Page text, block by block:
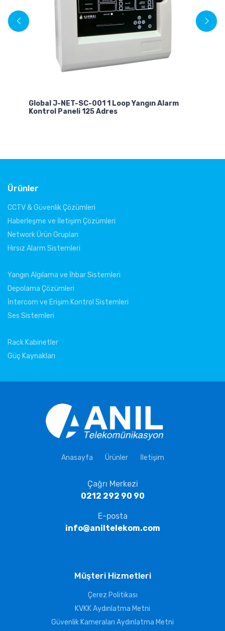
Global J-NET-SC-001 1 Loop Yangın Alarm
Kontrol Paneli 125 Adres
Ürünler
CCTV & Güvenlik Çözümleri
Haberleşme ve İletişim Çözümleri
Network Ürün Grupları
Hırsız Alarm Sistemleri
Yangın Algılama ve İhbar Sistemleri
Depolama Çözümleri
İntercom ve Erişim Kontrol Sistemleri
Ses Sistemleri
Rack Kabinetler
Güç Kaynakları
Anasayfa Ürünler İletişim
Çağrı Merkezi
0212 292 90 90
E-posta
info@aniltelekom.com
Müşteri Hizmetleri
Çerez Politikası
KVKK Aydınlatma Metni
Güvenlik Kameraları Aydınlatma Metni